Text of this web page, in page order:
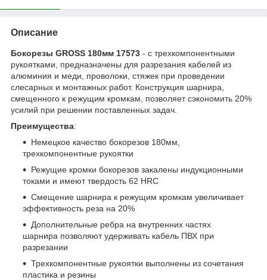
Описание
Бокорезы GROSS 180мм 17573 - с трехкомпонентными
рукоятками, предназначены для разрезания кабелей из
алюминия и меди, проволоки, стяжек при проведении
слесарных и монтажных работ. Конструкция шарнира,
смещенного к режущим кромкам, позволяет сэкономить 20%
усилий при решении поставленных задач.
Преимущества:
Немецкое качество бокорезов 180мм,
трехкомпонентные рукоятки
Режущие кромки бокорезов закалены индукционными
токами и имеют твердость 62 HRC
Смещение шарнира к режущим кромкам увеличивает
эффективность реза на 20%
Дополнительные ребра на внутренних частях
шарнира позволяют удерживать кабель ПВХ при
разрезании
Трехкомпонентные рукоятки выполнены из сочетания
пластика и резины